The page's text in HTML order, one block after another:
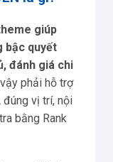
giúp
bậc quyết
đánh giá chi
phải hỗ trợ
đúng vị trí, nội
bằng Rank